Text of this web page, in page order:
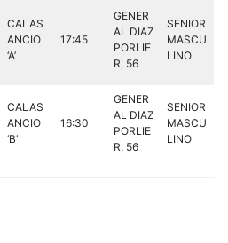
CALAS
ANCIO
‘A’
17:45
GENER
AL DIAZ
PORLIE
R, 56
SENIOR
MASCU
LINO
CALAS
ANCIO
‘B’
16:30
GENER
AL DIAZ
PORLIE
R, 56
SENIOR
MASCU
LINO